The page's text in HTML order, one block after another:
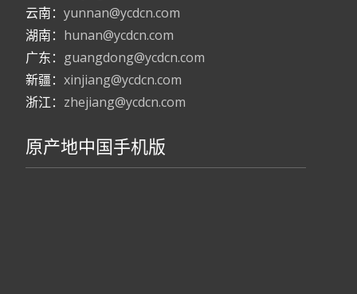
云南： yunnan@ycdcn.com
湖南： hunan@ycdcn.com
广东： guangdong@ycdcn.com
新疆： xinjiang@ycdcn.com
浙江： zhejiang@ycdcn.com
原产地中国手机版